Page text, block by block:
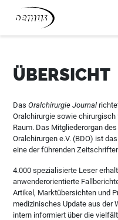
Zum Inhalt springen
ÜBERSICHT
DasOralchirurgie Journal
Oralchirurgie sowie
Raum. Das Mitgliederorgan
Oralchirurgen e.V. (BDO) ist
eine der führenden
4.000 spezialisierte Leser
anwenderorientierte
Artikel, Marktübersichten und
medizinisches Update aus der
intern informiert über die